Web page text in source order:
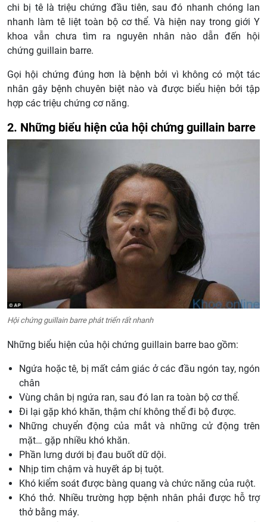
chi bị tê là triệu chứng đầu tiên, sau đó nhanh chóng lan
nhanh làm tê liệt toàn bộ cơ thể. Và hiện nay trong giới Y
khoa vẫn chưa tìm ra nguyên nhân nào dẫn đến hội
chứng guillain barre.
Gọi hội chứng đúng hơn là bệnh bởi vì không có một tác
nhân gây bệnh chuyên biệt nào và được biểu hiện bởi tập
hợp các triệu chứng cơ năng.
2. Những biểu hiện của hội chứng guillain barre
Hội chứng guillain barre phát triển rất nhanh
Những biểu hiện của hội chứng guillain barre bao gồm:
Ngứa hoặc tê, bị mất cảm giác ở các đầu ngón tay, ngón
chân
Vùng chân bị ngứa ran, sau đó lan ra toàn bộ cơ thể.
Đi lại gặp khó khăn, thậm chí không thể đi bộ được.
Những chuyển động của mắt và những cử động trên
mặt… gặp nhiều khó khăn.
Phần lưng dưới bị đau buốt dữ dội.
Nhịp tim chậm và huyết áp bị tuột.
Khó kiểm soát được bàng quang và chức năng của ruột.
Khó thở. Nhiều trường hợp bệnh nhân phải được hỗ trợ
thở bằng máy.